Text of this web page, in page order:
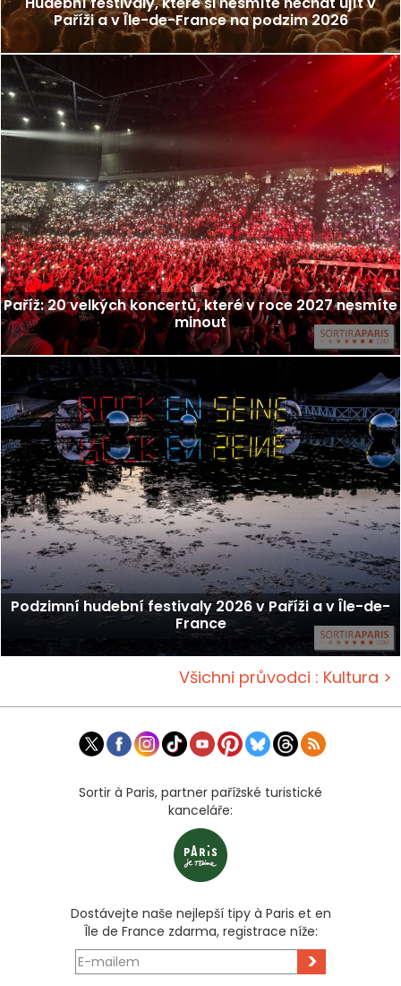
Paříži a v Île-de-France na podzim 2026
Paříž: 20 velkých koncertů, které v roce 2027 nesmíte
minout
Podzimní hudební festivaly 2026 v Paříži a v Île-de-
France
Všichni průvodci : Kultura >
Sortir à Paris, partner pařížské turistické
kanceláře:
Dostávejte naše nejlepší tipy à Paris et en
Île de France zdarma, registrace níže:
>